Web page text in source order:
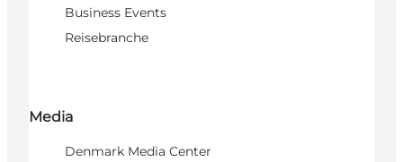
Business Events
Reisebranche
Media
Denmark Media Center